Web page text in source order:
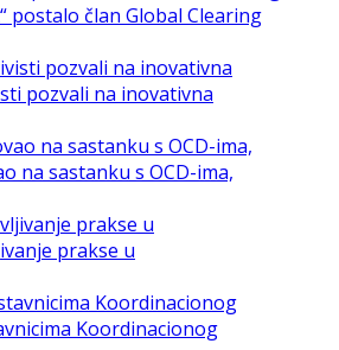
postalo član Global Clearing
pozvali na inovativna
na sastanku s OCD-ima,
prakse u
Koordinacionog